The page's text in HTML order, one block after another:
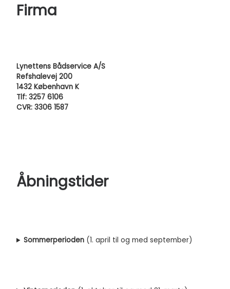
Firma
Lynettens Bådservice A/S
Refshalevej 200
1432 København K
Tlf: 3257 6106
CVR: 3306 1587
Åbningstider
Sommerperioden (1. april til og med september)